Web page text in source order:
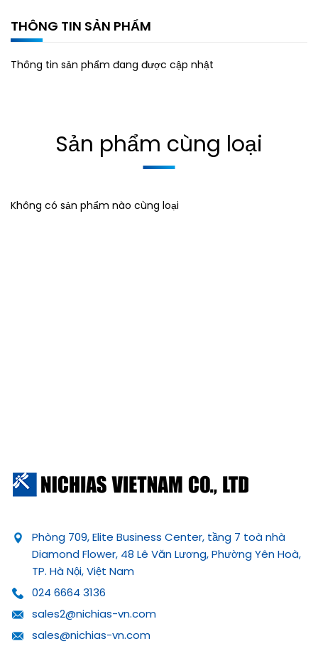
THÔNG TIN SẢN PHẨM
Thông tin sản phẩm đang được cập nhật
Sản phẩm cùng loại
Không có sản phẩm nào cùng loại
Phòng 709, Elite Business Center, tầng 7 toà nhà
Diamond Flower, 48 Lê Văn Lương, Phường Yên Hoà,
TP. Hà Nội, Việt Nam
024 6664 3136
sales2@nichias-vn.com
sales@nichias-vn.com